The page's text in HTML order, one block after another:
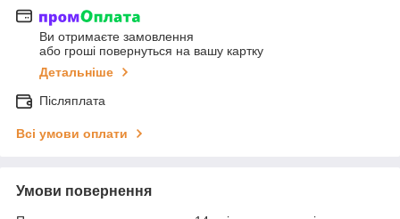
Ви отримаєте замовлення
або гроші повернуться на вашу картку
Детальніше
Післяплата
Всі умови оплати
Умови повернення